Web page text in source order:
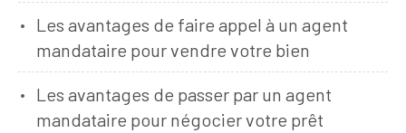
Les avantages de faire appel à un agent
mandataire pour vendre votre bien
Les avantages de passer par un agent
mandataire pour négocier votre prêt